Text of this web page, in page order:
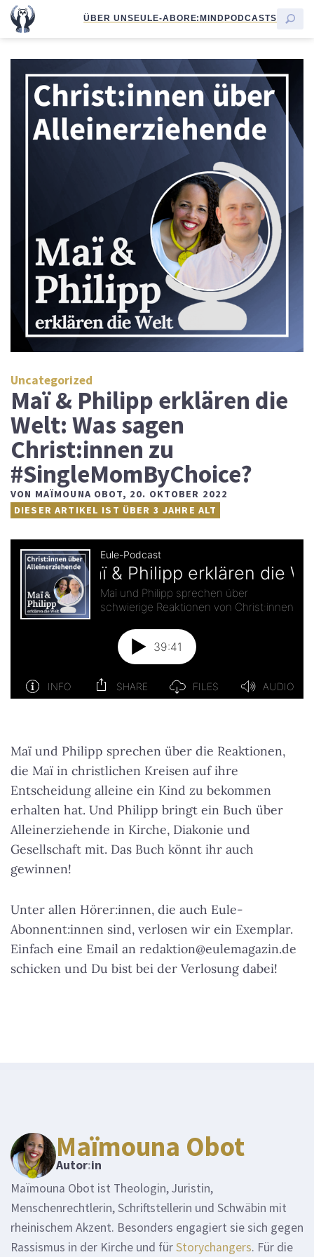
ÜBER UNSEULE-ABORE:MINDPODCASTS
Uncategorized
Maï & Philipp erklären die
Welt: Was sagen
Christ:innen zu
#SingleMomByChoice?
VON MAÏMOUNA OBOT, 20. OKTOBER 2022
DIESER ARTIKEL IST ÜBER 3 JAHRE ALT
Maï und Philipp sprechen über die Reaktionen,
die Maï in christlichen Kreisen auf ihre
Entscheidung alleine ein Kind zu bekommen
erhalten hat. Und Philipp bringt ein Buch über
Alleinerziehende in Kirche, Diakonie und
Gesellschaft mit. Das Buch könnt ihr auch
gewinnen!
Unter allen Hörer:innen, die auch Eule-
Abonnent:innen sind, verlosen wir ein Exemplar.
Einfach eine Email an redaktion@eulemagazin.de
schicken und Du bist bei der Verlosung dabei!
Maïmouna Obot
Autor:in
Maïmouna Obot ist Theologin, Juristin,
Menschenrechtlerin, Schriftstellerin und Schwäbin mit
rheinischem Akzent. Besonders engagiert sie sich gegen
Rassismus in der Kirche und fürStorychangers. Für die